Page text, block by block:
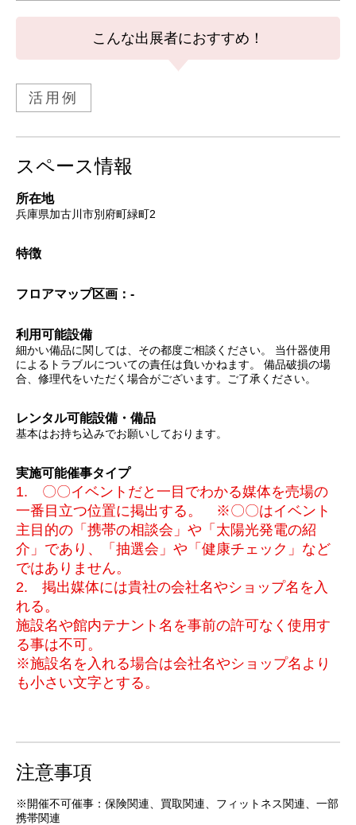
こんな出展者におすすめ！
活用例
スペース情報
所在地
兵庫県加古川市別府町緑町2
特徴
フロアマップ区画：-
利用可能設備
細かい備品に関しては、その都度ご相談ください。 当什器使用
によるトラブルについての責任は負いかねます。 備品破損の場
合、修理代をいただく場合がございます。ご了承ください。
レンタル可能設備・備品
基本はお持ち込みでお願いしております。
実施可能催事タイプ
1. 〇〇イベントだと一目でわかる媒体を売場の
一番目立つ位置に掲出する。 ※〇〇はイベント
主目的の「携帯の相談会」や「太陽光発電の紹
介」であり、「抽選会」や「健康チェック」など
ではありません。
2. 掲出媒体には貴社の会社名やショップ名を入
れる。
施設名や館内テナント名を事前の許可なく使用す
る事は不可。
※施設名を入れる場合は会社名やショップ名より
も小さい文字とする。
注意事項
※開催不可催事：保険関連、買取関連、フィットネス関連、一部
携帯関連